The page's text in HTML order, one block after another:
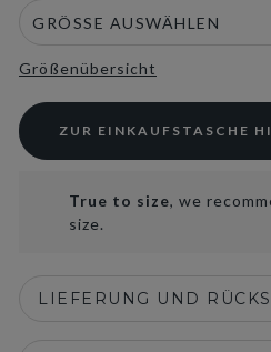
Größenübersicht
ZUR EINKAUFSTASCHE
True to size, we
size.
LIEFERUNG UND